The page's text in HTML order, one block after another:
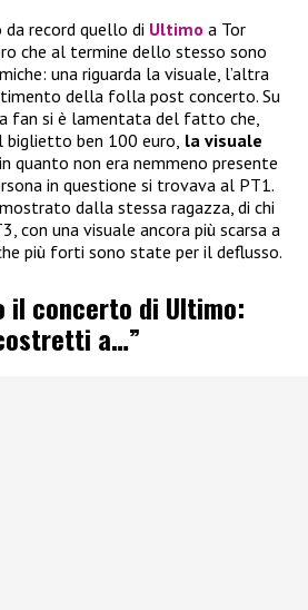
da record quello di Ultimo a Tor
che al termine dello stesso sono
una riguarda la visuale, l’altra
della folla post concerto. Su
fan si è lamentata del fatto che,
biglietto ben 100 euro, la visuale
quanto non era nemmeno presente
in questione si trovava al PT1.
dalla stessa ragazza, di chi
con una visuale ancora più scarsa a
più forti sono state per il deflusso.
il concerto di Ultimo:
a…”